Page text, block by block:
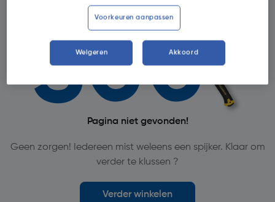
Oops!
Pagina niet gevonden!
Geen zorgen! Iedereen mist weleens een spijker. Klaar om
verder te klussen ?
Verder winkelen
Voorkeuren aanpassen
Weigeren Akkoord